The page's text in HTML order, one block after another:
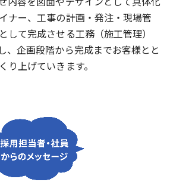
ナー、工事の計画・発注・現場管
して完成させる工務（施工管理）
、企画段階から完成までお客様とと
り上げていきます。